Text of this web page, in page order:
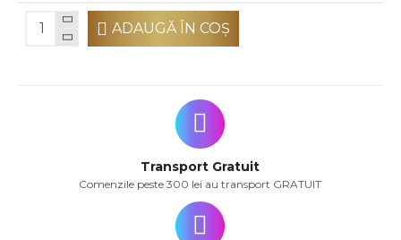
ADAUGĂ ÎN COŞ
Transport Gratuit
Comenzile peste 300 lei au transport GRATUIT